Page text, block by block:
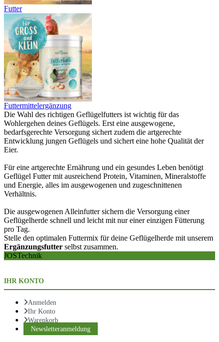
Futter
Futtermittelergänzung
Die Wahl des richtigen Geflügelfutters ist wichtig für das
Wohlergehen deines Geflügels. Erst eine ausgewogene,
bedarfsgerechte Versorgung sichert zudem die artgerechte
Entwicklung jungen Geflügels und sichert eine hohe Qualität der
Eier.
Für eine artgerechte Ernährung und ein gesundes Leben benötigt
Geflügel Futter mit ausreichend Protein, Vitaminen, Mineralstoffe
und Energie, alles im ausgewogenen und zugeschnittenen
Verhältnis.
Die ausgewogenen Alleinfutter sichern die Versorgung einer
Geflügelherde schnell und leicht mit nur einer einzigen Fütterung
pro Tag.
Stelle den optimalen Futtermix für deine Geflügelherde mit unserem
Ergänzungsfutter selbst zusammen.
JOSTechnik
IHR KONTO
Anmelden
Ihr Konto
Warenkorb
Newsletteranmeldung